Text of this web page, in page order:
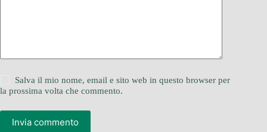
Salva il mio nome, email e sito web in questo browser per
la prossima volta che commento.
Invia commento